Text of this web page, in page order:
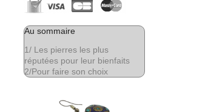
Au sommaire
1/ Les pierres les plus
réputées pour leur bienfaits
2/Pour faire son choix